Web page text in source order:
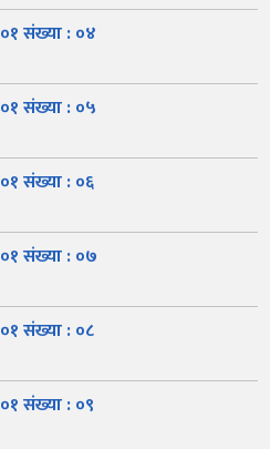
०१ संख्या : ०४
०१ संख्या : ०५
संख्या : ०६
०१ संख्या : ०७
संख्या : ०८
संख्या : ०९
सहायक । यहाँहरुलाई म कसरी सहायता गर्न सक्छु भनेर हेर्न कृपया बटनहरुमा
थिच्नुहोस्।